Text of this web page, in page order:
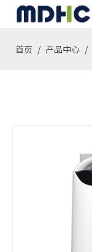
首页 / 产品中心 /